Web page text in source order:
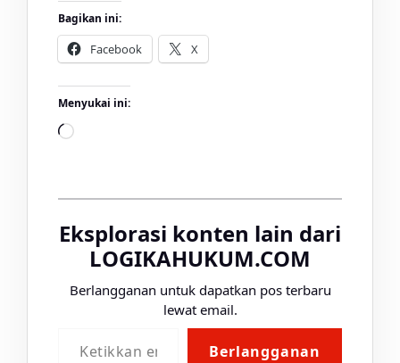
Bagikan ini:
Facebook X
Menyukai ini:
Memuat...
Eksplorasi konten lain dari
LOGIKAHUKUM.COM
Berlangganan untuk dapatkan pos terbaru
lewat email.
Berlangganan